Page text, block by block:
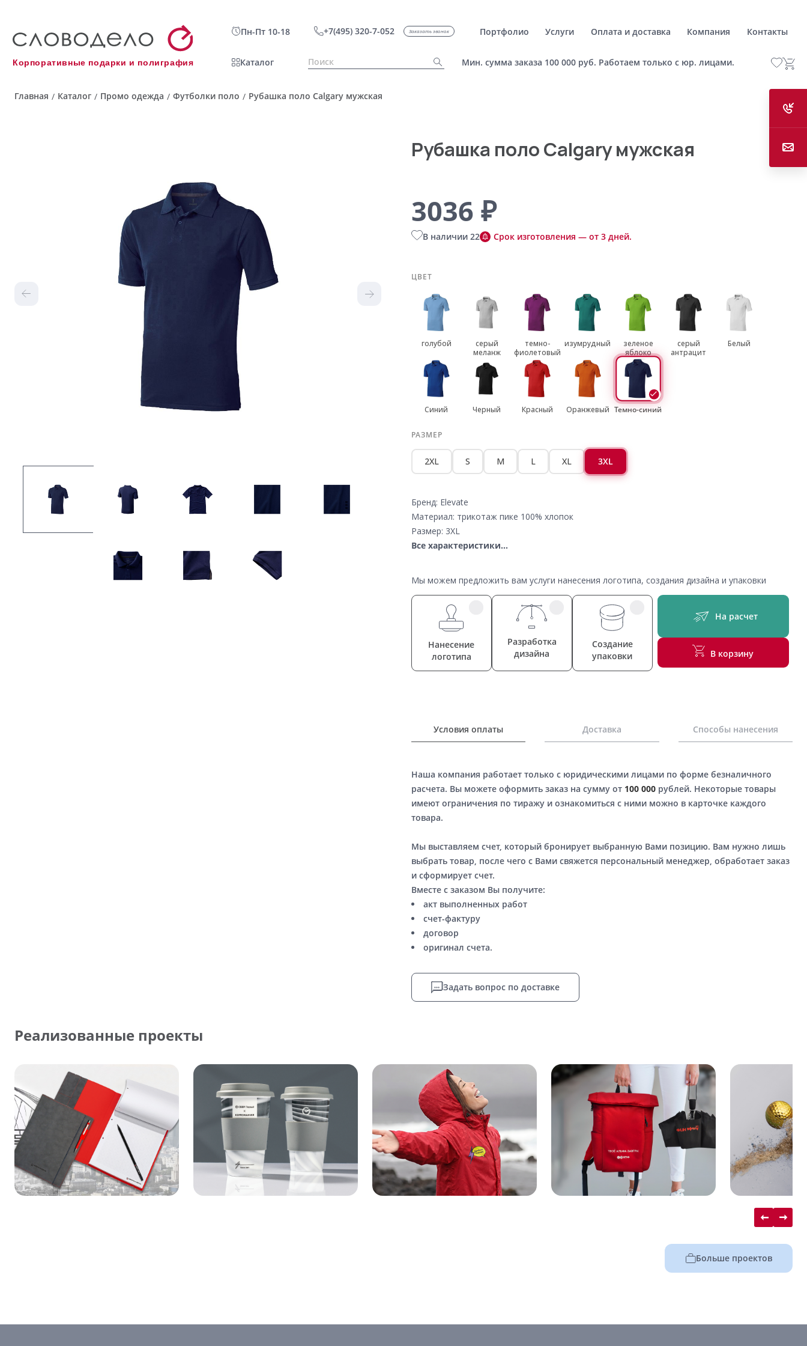
Корпоративные подарки и полиграфия
Пн-Пт 10-18 +7(495) 320-7-052 Заказать звонок Портфолио Услуги Оплата и доставка Компания Контакты
Каталог Мин. сумма заказа 100 000 руб. Работаем только с юр. лицами.
Главная / Каталог / Промо одежда / Футболки поло / Рубашка поло Calgary мужская
Рубашка поло Calgary мужская
3036 ₽
В наличии 22 Срок изготовления — от 3 дней.
ЦВЕТ
голубой
серый
меланж
темно-
фиолетовый
изумрудный
зеленое
яблоко
серый
антрацит
Белый
Синий Черный Красный Оранжевый Темно-синий
РАЗМЕР
2XL S M L XL 3XL
Бренд: Elevate
Материал: трикотаж пике 100% хлопок
Размер: 3XL
Все характеристики...
Мы можем предложить вам услуги нанесения логотипа, создания дизайна и упаковки
Нанесение
логотипа
Разработка
дизайна
Создание
упаковки
На расчет
В корзину
Условия оплаты Доставка Способы нанесения
Наша компания работает только с юридическими лицами по форме безналичного
расчета. Вы можете оформить заказ на сумму от 100 000рублей. Некоторые товары
имеют ограничения по тиражу и ознакомиться с ними можно в карточке каждого
товара.
Мы выставляем счет, который бронирует выбранную Вами позицию. Вам нужно лишь
выбрать товар, после чего с Вами свяжется персональный менеджер, обработает заказ
и сформирует счет.
Вместе с заказом Вы получите:
акт выполненных работ
счет-фактуру
договор
оригинал счета.
Задать вопрос по доставке
Реализованные проекты
Больше проектов